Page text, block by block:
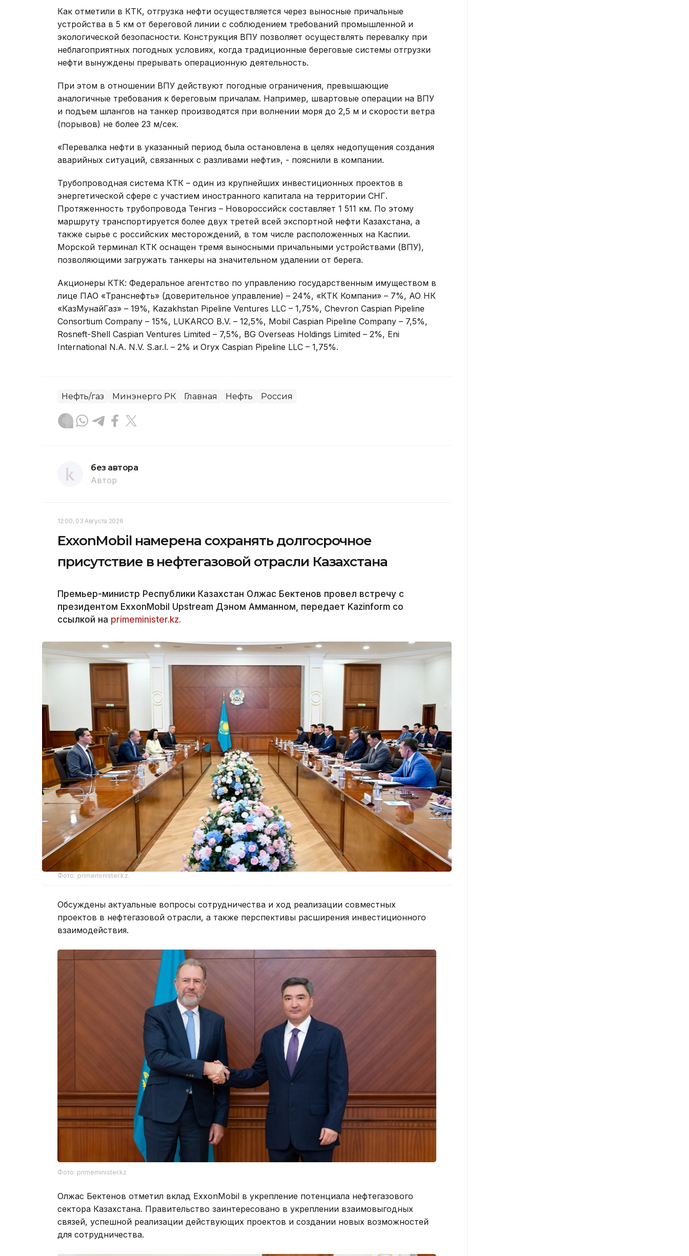
Как отметили в КТК, отгрузка нефти осуществляется через выносные причальные
устройства в 5 км от береговой линии с соблюдением требований промышленной и
экологической безопасности. Конструкция ВПУ позволяет осуществлять перевалку при
неблагоприятных погодных условиях, когда традиционные береговые системы отгрузки
нефти вынуждены прерывать операционную деятельность.
При этом в отношении ВПУ действуют погодные ограничения, превышающие
аналогичные требования к береговым причалам. Например, швартовые операции на ВПУ
и подъем шлангов на танкер производятся при волнении моря до 2,5 м и скорости ветра
(порывов) не более 23 м/сек.
«Перевалка нефти в указанный период была остановлена в целях недопущения создания
аварийных ситуаций, связанных с разливами нефти», - пояснили в компании.
Трубопроводная система КТК – один из крупнейших инвестиционных проектов в
энергетической сфере с участием иностранного капитала на территории СНГ.
Протяженность трубопровода Тенгиз – Новороссийск составляет 1 511 км. По этому
маршруту транспортируется более двух третей всей экспортной нефти Казахстана, а
также сырье с российских месторождений, в том числе расположенных на Каспии.
Морской терминал КТК оснащен тремя выносными причальными устройствами (ВПУ),
позволяющими загружать танкеры на значительном удалении от берега.
Акционеры КТК: Федеральное агентство по управлению государственным имуществом в
лице ПАО «Транснефть» (доверительное управление) – 24%, «КТК Компани» – 7%, АО НК
«КазМунайГаз» – 19%, Kazakhstan Pipeline Ventures LLC – 1,75%, Chevron Caspian Pipeline
Consortium Company – 15%, LUKARCO B.V. – 12,5%, Mobil Caspian Pipeline Company – 7,5%,
Rosneft-Shell Caspian Ventures Limited – 7,5%, BG Overseas Holdings Limited – 2%, Eni
International N.A. N.V. S.ar.l. – 2% и Oryx Caspian Pipeline LLC – 1,75%.
Нефть/газ Минэнерго РК Главная Нефть Россия
без автора
Автор
12:00, 03 Августа 2026
ExxonMobil намерена сохранять долгосрочное
присутствие в нефтегазовой отрасли Казахстана
Премьер-министр Республики Казахстан Олжас Бектенов провел встречу с
президентом ExxonMobil Upstream Дэном Амманном, передает Kazinform со
ссылкой на primeminister.kz.
Фото: primeminister.kz.
Обсуждены актуальные вопросы сотрудничества и ход реализации совместных
проектов в нефтегазовой отрасли, а также перспективы расширения инвестиционного
взаимодействия.
Фото: primeminister.kz
Олжас Бектенов отметил вклад ExxonMobil в укрепление потенциала нефтегазового
сектора Казахстана. Правительство заинтересовано в укреплении взаимовыгодных
связей, успешной реализации действующих проектов и создании новых возможностей
для сотрудничества.